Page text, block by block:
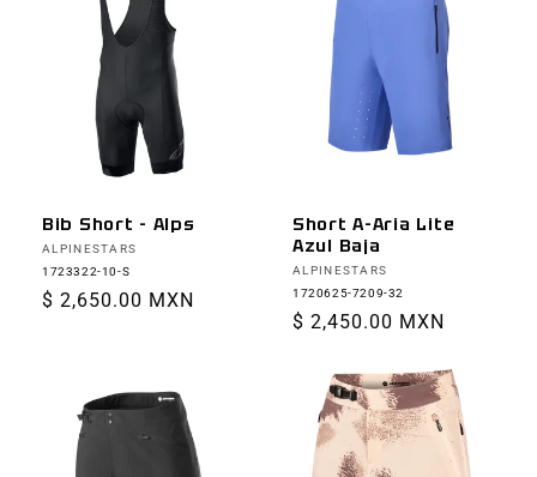
Bib Short - Alps
Proveedor:
ALPINESTARS
1723322-10-S
Precio
$ 2,650.00 MXN
Short A-Aria Lite
Azul Baja
Proveedor:
ALPINESTARS
1720625-7209-32
Precio
$ 2,450.00 MXN